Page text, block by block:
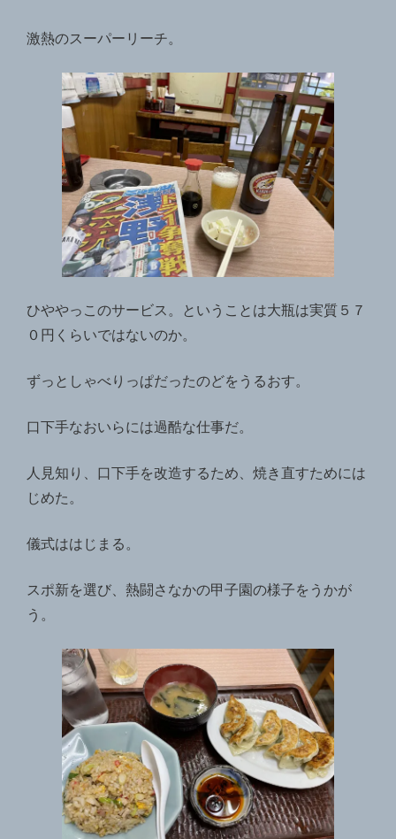
激熱のスーパーリーチ。
ひややっこのサービス。ということは大瓶は実質５７
０円くらいではないのか。
ずっとしゃべりっぱだったのどをうるおす。
口下手なおいらには過酷な仕事だ。
人見知り、口下手を改造するため、焼き直すためには
じめた。
儀式ははじまる。
スポ新を選び、熱闘さなかの甲子園の様子をうかが
う。